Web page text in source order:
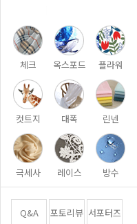
체크 옥스포드 플라워
컷트지 대폭 린넨
극세사 레이스 방수
Q&A 포토리뷰 서포터즈
DIY&패키지 부자재
면혼방-매리안9종[택1]